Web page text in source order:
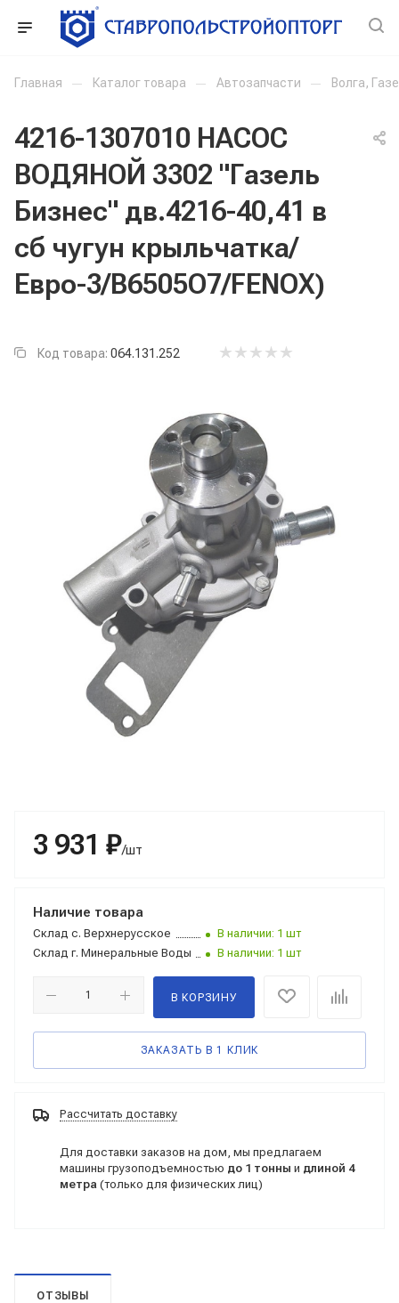
Главная — Каталог товара — Автозапчасти — Волга,
4216-1307010 НАСОС
ВОДЯНОЙ 3302 "Газель
Бизнес" дв.4216-40,41 в
сб чугун крыльчатка/
Евро-3/B6505O7/FENOX)
Код товара: 064.131.252
3 931 ₽/шт
Наличие товара
Склад с. Верхнерусское
В наличии: 1 шт
Склад г. Минеральные Воды В наличии: 1 шт
В КОРЗИНУ
ЗАКАЗАТЬ В 1 КЛИК
Рассчитать доставку
Для доставки заказов на дом, мы предлагаем
машины грузоподъемностью до 1 тонны и длиной 4
метра (только для физических лиц)
ОТЗЫВЫ